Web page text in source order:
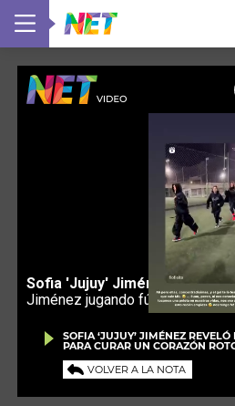
SOFIA ‘JUJUY’ JIMÉNEZ
PARA CURAR UN CORAZÓN
VOLVER A LA NOTA